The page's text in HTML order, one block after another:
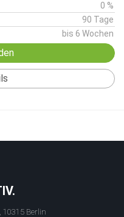
0 %
90 Tage
bis 6 Wochen
10315 Berlin